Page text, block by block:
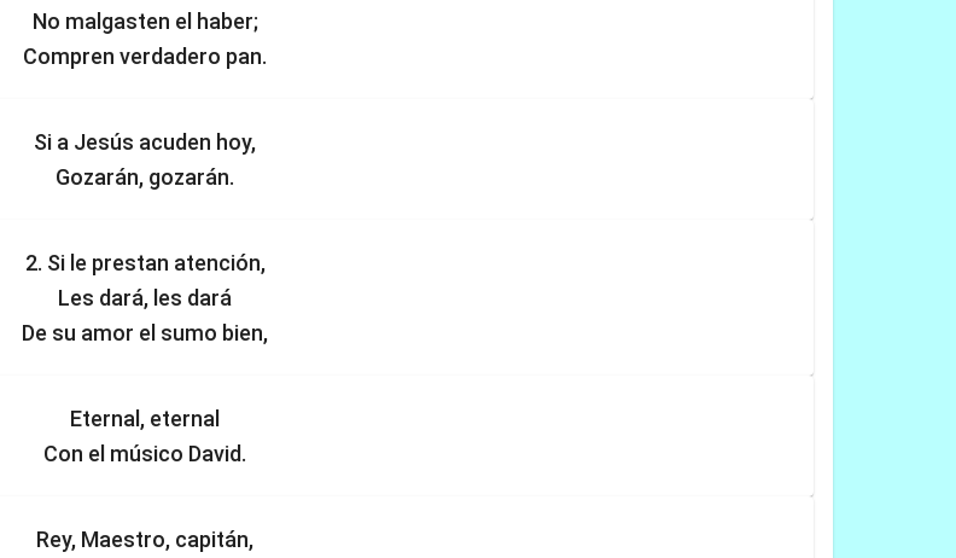
No malgasten el haber;
Compren verdadero pan.
Si a Jesús acuden hoy,
Gozarán, gozarán.
2. Si le prestan atención,
Les dará, les dará
De su amor el sumo bien,
Eternal, eternal
Con el músico David.
Rey, Maestro, capitán,